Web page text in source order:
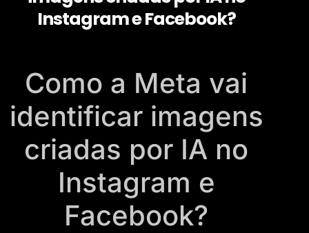
Instagram e Facebook?
Como a Meta vai
identificar imagens
criadas por IA no
Instagram e
Facebook?